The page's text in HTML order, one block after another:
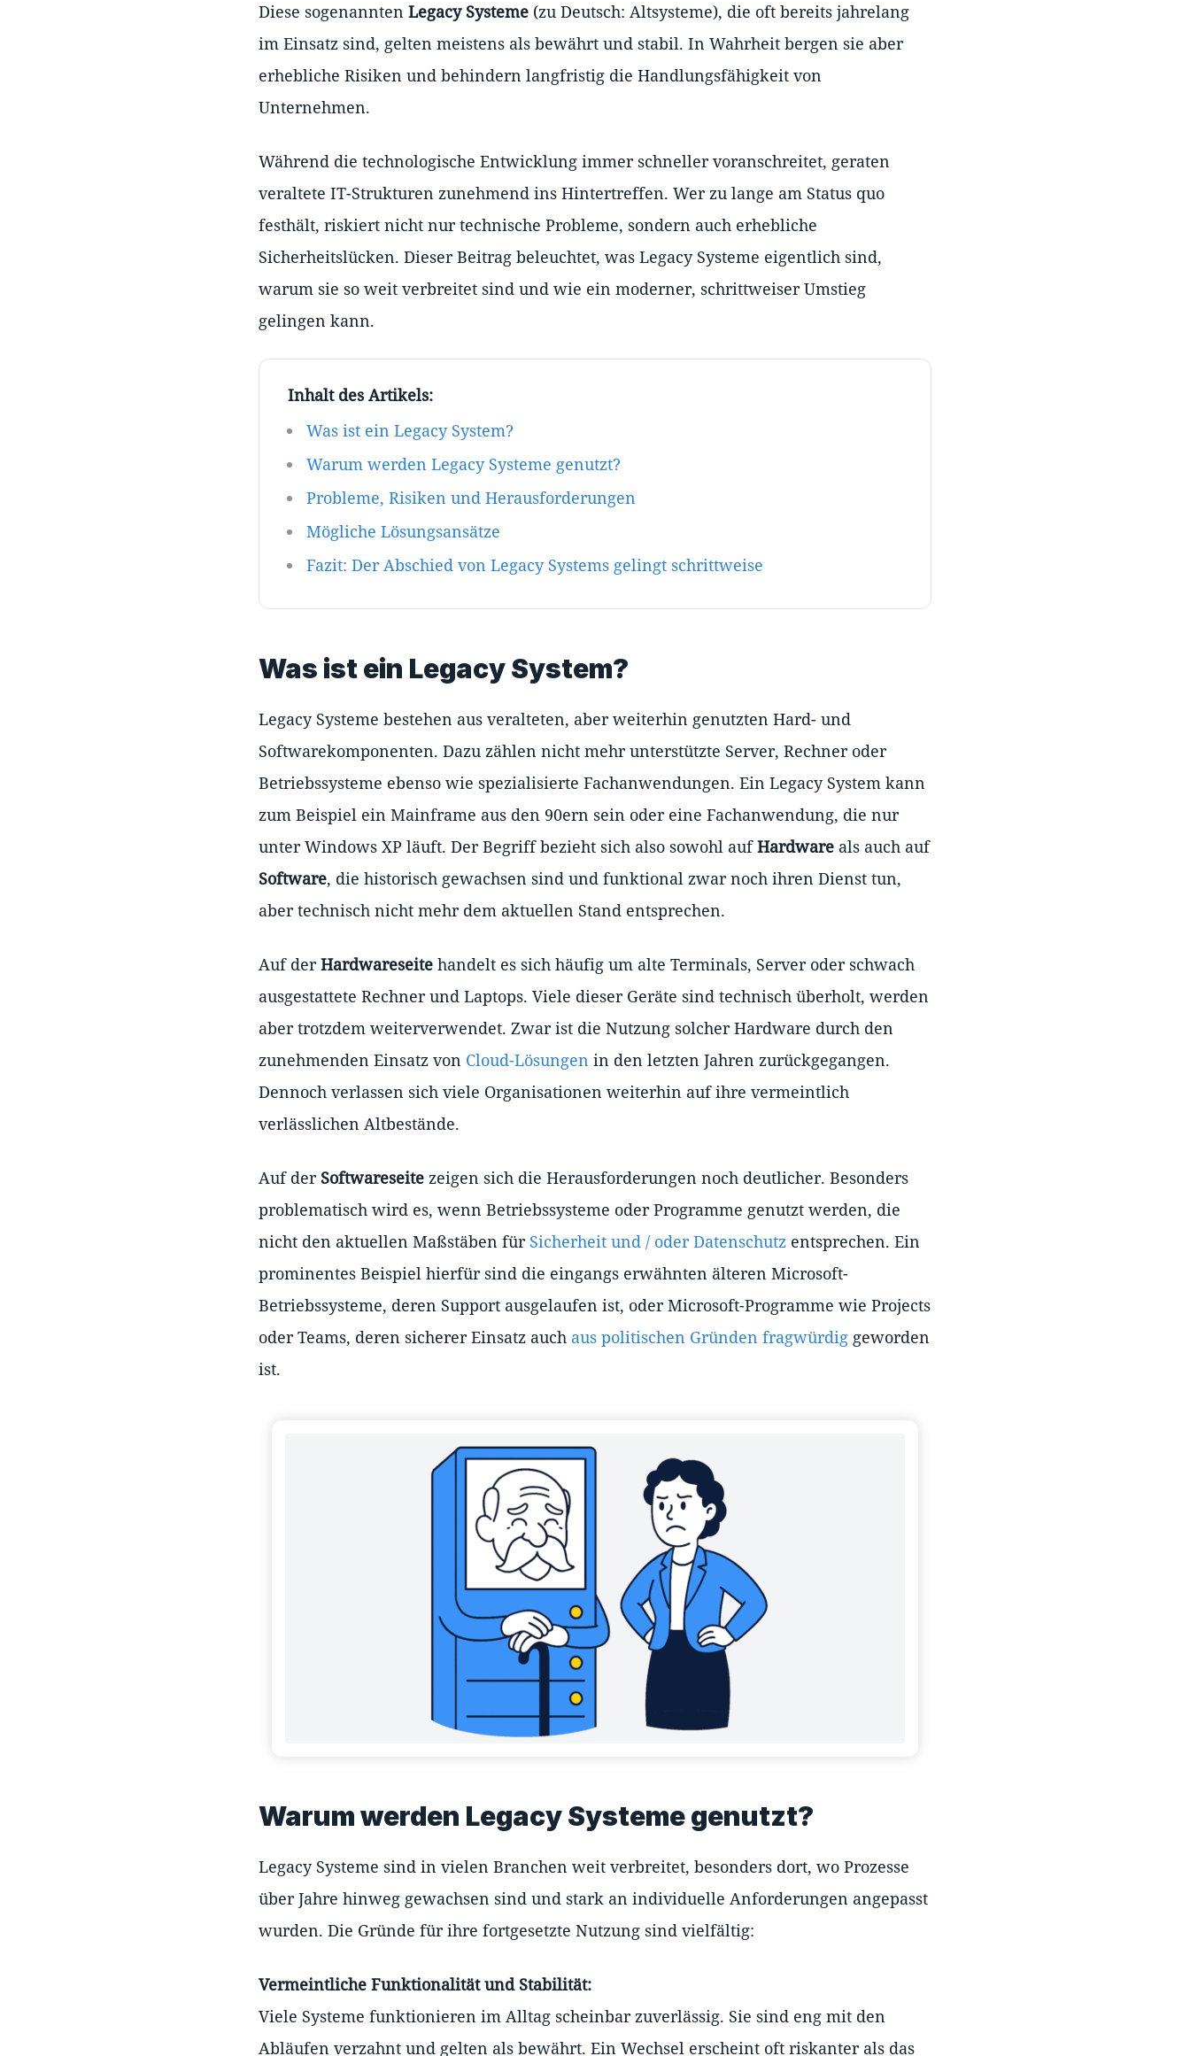
Diese sogenannten Legacy Systeme (zu Deutsch: Altsysteme), die oft bereits jahrelang
im Einsatz sind, gelten meistens als bewährt und stabil. In Wahrheit bergen sie aber
erhebliche Risiken und behindern langfristig die Handlungsfähigkeit von
Unternehmen.
Während die technologische Entwicklung immer schneller voranschreitet, geraten
veraltete IT-Strukturen zunehmend ins Hintertreffen. Wer zu lange am Status quo
festhält, riskiert nicht nur technische Probleme, sondern auch erhebliche
Sicherheitslücken. Dieser Beitrag beleuchtet, was Legacy Systeme eigentlich sind,
warum sie so weit verbreitet sind und wie ein moderner, schrittweiser Umstieg
gelingen kann.
Inhalt des Artikels:
Was ist ein Legacy System?
Warum werden Legacy Systeme genutzt?
Probleme, Risiken und Herausforderungen
Mögliche Lösungsansätze
Fazit: Der Abschied von Legacy Systems gelingt schrittweise
Was ist ein Legacy System?
Legacy Systeme bestehen aus veralteten, aber weiterhin genutzten Hard- und
Softwarekomponenten. Dazu zählen nicht mehr unterstützte Server, Rechner oder
Betriebssysteme ebenso wie spezialisierte Fachanwendungen. Ein Legacy System kann
zum Beispiel ein Mainframe aus den 90ern sein oder eine Fachanwendung, die nur
unter Windows XP läuft. Der Begriff bezieht sich also sowohl aufHardware als auch auf
Software, die historisch gewachsen sind und funktional zwar noch ihren Dienst tun,
aber technisch nicht mehr dem aktuellen Stand entsprechen.
Auf derHardwareseite handelt es sich häufig um alte Terminals, Server oder schwach
ausgestattete Rechner und Laptops. Viele dieser Geräte sind technisch überholt, werden
aber trotzdem weiterverwendet. Zwar ist die Nutzung solcher Hardware durch den
zunehmenden Einsatz von Cloud-Lösungen in den letzten Jahren zurückgegangen.
Dennoch verlassen sich viele Organisationen weiterhin auf ihre vermeintlich
verlässlichen Altbestände.
Auf der Softwareseite zeigen sich die Herausforderungen noch deutlicher. Besonders
problematisch wird es, wenn Betriebssysteme oder Programme genutzt werden, die
nicht den aktuellen Maßstäben für Sicherheit und / oder Datenschutz entsprechen. Ein
prominentes Beispiel hierfür sind die eingangs erwähnten älteren Microsoft-
Betriebssysteme, deren Support ausgelaufen ist, oder Microsoft-Programme wie Projects
oder Teams, deren sicherer Einsatz auch aus politischen Gründen fragwürdig geworden
ist.
Warum werden Legacy Systeme genutzt?
Legacy Systeme sind in vielen Branchen weit verbreitet, besonders dort, wo Prozesse
über Jahre hinweg gewachsen sind und stark an individuelle Anforderungen angepasst
wurden. Die Gründe für ihre fortgesetzte Nutzung sind vielfältig:
Vermeintliche Funktionalität und Stabilität:
Viele Systeme funktionieren im Alltag scheinbar zuverlässig. Sie sind eng mit den
Abläufen verzahnt und gelten als bewährt. Ein Wechsel erscheint oft riskanter als das